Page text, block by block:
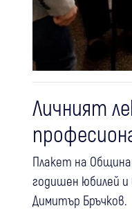
Личният
Плакет на Община
годишен юбилей
Димитър Бръчков.